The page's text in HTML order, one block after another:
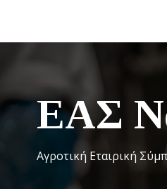
ΕΑΣ
Αγροτική Εταιρική